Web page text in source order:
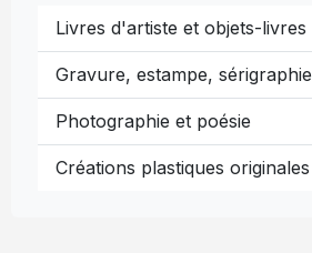
Livres d'artiste et objets-livres
Gravure, estampe, sérigraphie
Photographie et poésie
Créations plastiques originales